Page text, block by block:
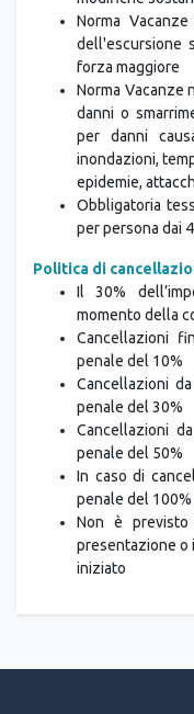
Norma
dell'escursione
forza maggiore
Norma Vacanze
danni o
per danni
inondazioni,
epidemie,
Obbligatoria
per persona dai
Politica di
Il 30%
momento della
Cancellazioni
penale del 10%
Cancellazioni
penale del 30%
Cancellazioni
penale del 50%
In caso di
penale del 100%
Non è previsto
presentazione o
iniziato